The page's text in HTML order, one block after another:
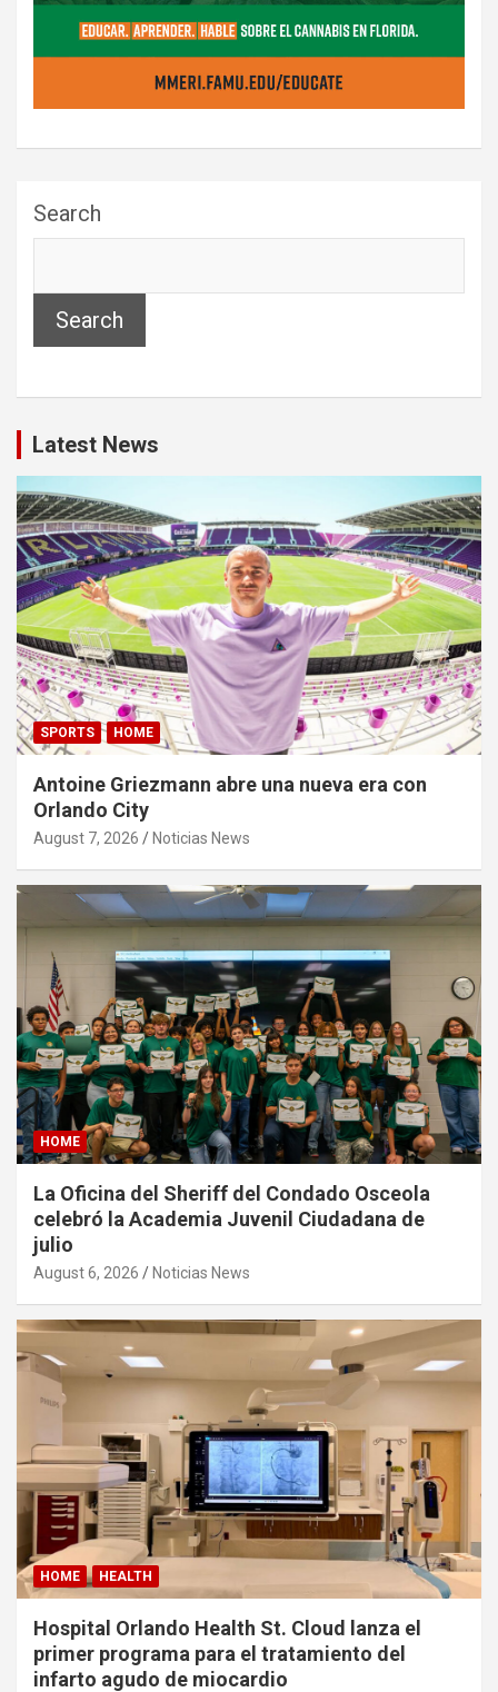
Search
Search
Latest News
SPORTS HOME
Antoine Griezmann abre una nueva era con
Orlando City
August 7, 2026 Noticias News
HOME
La Oficina del Sheriff del Condado Osceola
celebró la Academia Juvenil Ciudadana de
julio
August 6, 2026 Noticias News
HOME HEALTH
Hospital Orlando Health St. Cloud lanza el
primer programa para el tratamiento del
infarto agudo de miocardio